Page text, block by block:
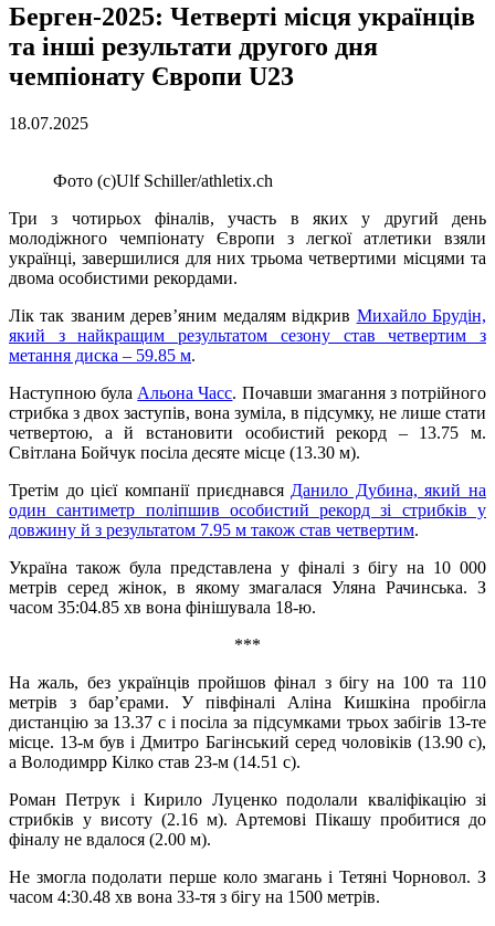
Берген-2025: Четверті місця українців
та інші результати другого дня
чемпіонату Європи U23
18.07.2025
Фото (с)Ulf Schiller/athletix.ch
Три з чотирьох фіналів, участь в яких у другий день
молодіжного чемпіонату Європи з легкої атлетики взяли
українці, завершилися для них трьома четвертими місцями та
двома особистими рекордами.
Лік так званим дерев’яним медалям відкрив Михайло Брудін,
який з найкращим результатом сезону став четвертим з
метання диска – 59.85 м.
Наступною була Альона Часс. Почавши змагання з потрійного
стрибка з двох заступів, вона зуміла, в підсумку, не лише стати
четвертою, а й встановити особистий рекорд – 13.75 м.
Світлана Бойчук посіла десяте місце (13.30 м).
Третім до цієї компанії приєднався Данило Дубина, який на
один сантиметр поліпшив особистий рекорд зі стрибків у
довжину й з результатом 7.95 м також став четвертим.
Україна також була представлена у фіналі з бігу на 10 000
метрів серед жінок, в якому змагалася Уляна Рачинська. З
часом 35:04.85 хв вона фінішувала 18-ю.
***
На жаль, без українців пройшов фінал з бігу на 100 та 110
метрів з бар’єрами. У півфіналі Аліна Кишкіна пробігла
дистанцію за 13.37 с і посіла за підсумками трьох забігів 13-те
місце. 13-м був і Дмитро Багінський серед чоловіків (13.90 с),
а Володимрр Кілко став 23-м (14.51 с).
Роман Петрук і Кирило Луценко подолали кваліфікацію зі
стрибків у висоту (2.16 м). Артемові Пікашу пробитися до
фіналу не вдалося (2.00 м).
Не змогла подолати перше коло змагань і Тетяні Чорновол. З
часом 4:30.48 хв вона 33-тя з бігу на 1500 метрів.